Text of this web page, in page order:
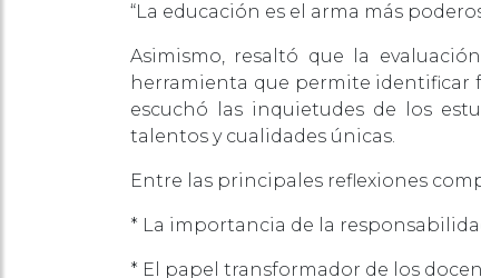
“La educación es el arma más
Asimismo, resaltó que la
herramienta que permite identificar
escuchó las inquietudes de los
talentos y cualidades únicas.
Entre las principales reflexiones
* La importancia de la
* El papel transformador de los